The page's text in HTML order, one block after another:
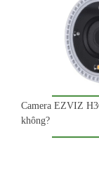
Camera EZVIZ
không?